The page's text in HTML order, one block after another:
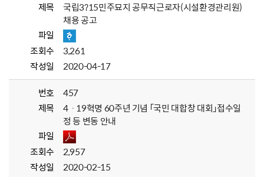
제목
국립3?15민주묘지 공무직근로자(시설환경관리원)
채용 공고
파일
조회수
3,261
작성일
2020-04-17
번호
457
제목
4ㆍ19혁명 60주년 기념 「국민 대합창 대회」접수일
정 등 변동 안내
파일
조회수
2,957
작성일
2020-02-15